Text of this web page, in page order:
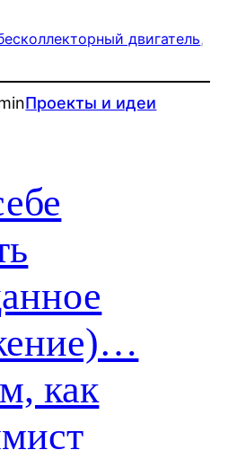
двигатель
Проекты и идеи
как